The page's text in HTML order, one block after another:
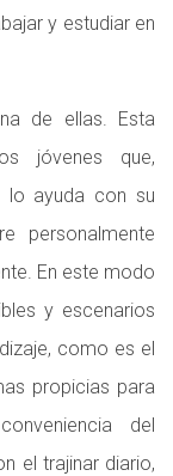
y estudiar en
de ellas. Esta
jóvenes que,
lo ayuda con su
personalmente
En este modo
y escenarios
como es el
propicias para
del
el trajinar diario,